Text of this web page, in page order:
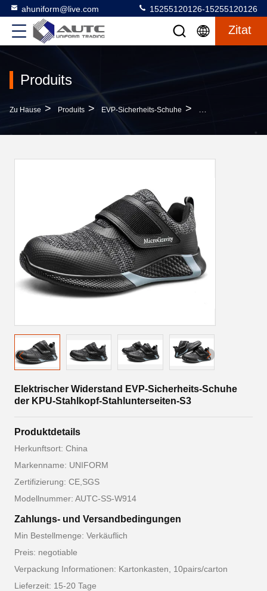
ahuniform@live.com 15255120126-15255120126
Zitat
Produits
Zu Hause > Produits > EVP-Sicherheits-Schuhe > Elektrischer
Elektrischer Widerstand EVP-Sicherheits-Schuhe
der KPU-Stahlkopf-Stahlunterseiten-S3
Produktdetails
Herkunftsort: China
Markenname: UNIFORM
Zertifizierung: CE,SGS
Modellnummer: AUTC-SS-W914
Zahlungs- und Versandbedingungen
Min Bestellmenge: Verkäuflich
Preis: negotiable
Verpackung Informationen: Kartonkasten, 10pairs/carton
Lieferzeit: 15-20 Tage